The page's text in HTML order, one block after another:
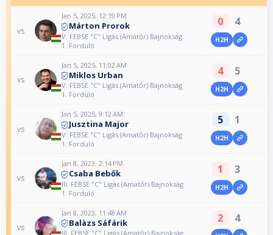
vs
Jan 5, 2025, 12:19 PM
Márton Prorok
V. FEBSE "C" Ligás (Amatőr) Bajnokság
1. Forduló
0 4
H2H
vs
Jan 5, 2025, 11:02 AM
Miklos Urban
V. FEBSE "C" Ligás (Amatőr) Bajnokság
1. Forduló
4 5
H2H
vs
Jan 5, 2025, 9:12 AM
Jusztina Major
V. FEBSE "C" Ligás (Amatőr) Bajnokság
1. Forduló
5 1
H2H
vs
Jan 8, 2023, 2:14 PM
Csaba Bebők
III. FEBSE "C" Ligás (Amatőr) Bajnokság
1. Forduló
1 3
H2H
vs
Jan 8, 2023, 11:48 AM
Balàzs Sáfárik
III. FEBSE "C" Ligás (Amatőr) Bajnokság
2 4